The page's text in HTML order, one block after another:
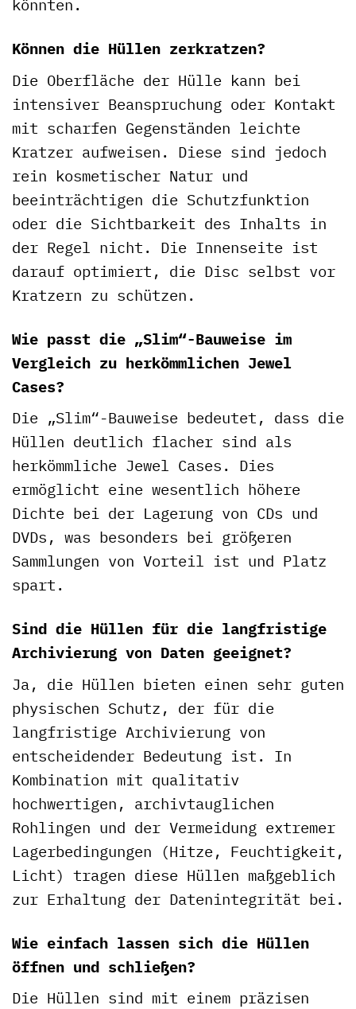
könnten.
Können die Hüllen zerkratzen?
Die Oberfläche der Hülle kann bei
intensiver Beanspruchung oder Kontakt
mit scharfen Gegenständen leichte
Kratzer aufweisen. Diese sind jedoch
rein kosmetischer Natur und
beeinträchtigen die Schutzfunktion
oder die Sichtbarkeit des Inhalts in
der Regel nicht. Die Innenseite ist
darauf optimiert, die Disc selbst vor
Kratzern zu schützen.
Wie passt die „Slim“-Bauweise im
Vergleich zu herkömmlichen Jewel
Cases?
Die „Slim“-Bauweise bedeutet, dass die
Hüllen deutlich flacher sind als
herkömmliche Jewel Cases. Dies
ermöglicht eine wesentlich höhere
Dichte bei der Lagerung von CDs und
DVDs, was besonders bei größeren
Sammlungen von Vorteil ist und Platz
spart.
Sind die Hüllen für die langfristige
Archivierung von Daten geeignet?
Ja, die Hüllen bieten einen sehr guten
physischen Schutz, der für die
langfristige Archivierung von
entscheidender Bedeutung ist. In
Kombination mit qualitativ
hochwertigen, archivtauglichen
Rohlingen und der Vermeidung extremer
Lagerbedingungen (Hitze, Feuchtigkeit,
Licht) tragen diese Hüllen maßgeblich
zur Erhaltung der Datenintegrität bei.
Wie einfach lassen sich die Hüllen
öffnen und schließen?
Die Hüllen sind mit einem präzisen